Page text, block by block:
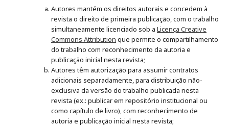
Autores mantém os direitos autorais e concedem à
revista o direito de primeira publicação, com o trabalho
simultaneamente licenciado sob a Licença Creative
Commons Attribution que permite o compartilhamento
do trabalho com reconhecimento da autoria e
publicação inicial nesta revista;
Autores têm autorização para assumir contratos
adicionais separadamente, para distribuição não-
exclusiva da versão do trabalho publicada nesta
revista (ex.: publicar em repositório institucional ou
como capítulo de livro), com reconhecimento de
autoria e publicação inicial nesta revista;